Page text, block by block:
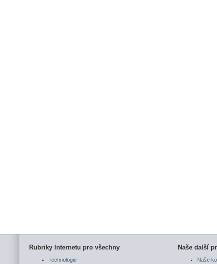
Rubriky Internetu pro všechny
Technologie
Naše další
Naše